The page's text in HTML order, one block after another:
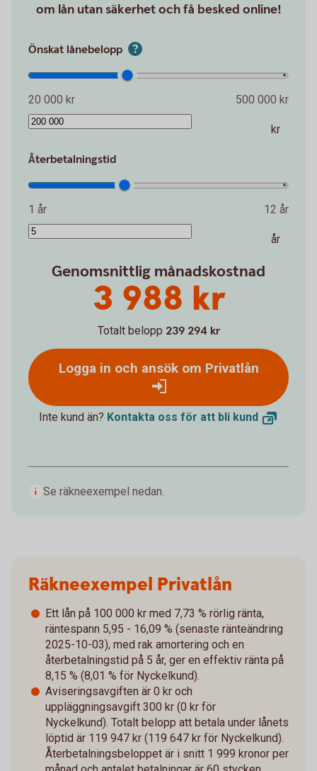
om lån utan säkerhet och få besked online!
Önskat lånebelopp
20 000 kr 500 000 kr
kr
Återbetalningstid
1 år 12 år
år
Genomsnittlig månadskostnad
3 988 kr
Totalt belopp 239 294 kr
Logga in och ansök om Privatlån
Inte kund än? Kontakta oss för att bli kund
Se räkneexempel nedan.
Räkneexempel Privatlån
Ett lån på 100 000 kr med 7,73 % rörlig ränta,
räntespann 5,95 - 16,09 % (senaste ränteändring
2025-10-03), med rak amortering och en
återbetalningstid på 5 år, ger en effektiv ränta på
8,15 % (8,01 % för Nyckelkund).
Aviseringsavgiften är 0 kr och
uppläggningsavgift 300 kr (0 kr för
Nyckelkund). Totalt belopp att betala under lånets
löptid är 119 947 kr (119 647 kr för Nyckelkund).
Återbetalningsbeloppet är i snitt 1 999 kronor per